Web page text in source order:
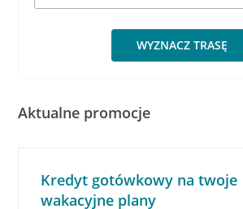
WYZNACZ TRASĘ
Aktualne promocje
Kredyt gotówkowy na twoje
wakacyjne plany